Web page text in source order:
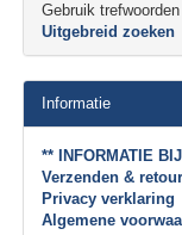
Gebruik
Uitgebreid zoeken
Informatie
** INFORMATIE
Verzenden &
Privacy verklaring
Algemene